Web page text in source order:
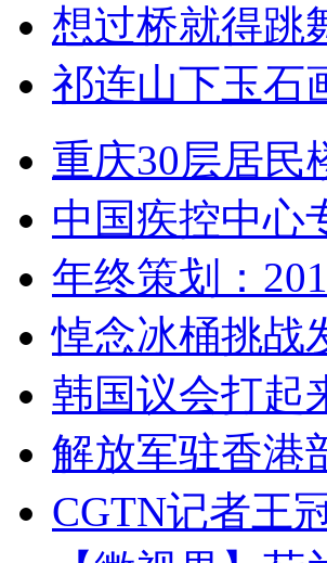
想过桥就得跳
祁连山下玉石
重庆30层居
中国疾控中心
年终策划：
悼念冰桶挑战
韩国议会打起
解放军驻香港
CGTN记者王